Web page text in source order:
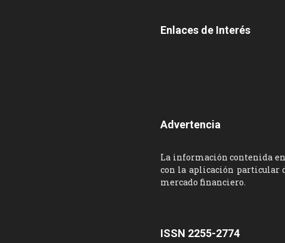
Enlaces de Interés
Advertencia
La información contenida
con la aplicación particular
mercado financiero.
ISSN 2255-2774